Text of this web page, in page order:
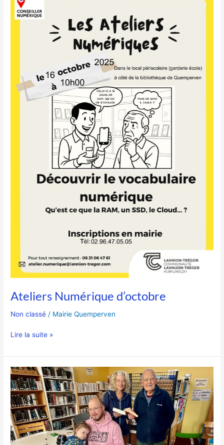
Ateliers Numérique d’octobre
Non classé / Mairie Quemperven
Numérique
d’octobre
Lire la suite »
4
Générations
de
lecteurs
à
la
Bibliothèque